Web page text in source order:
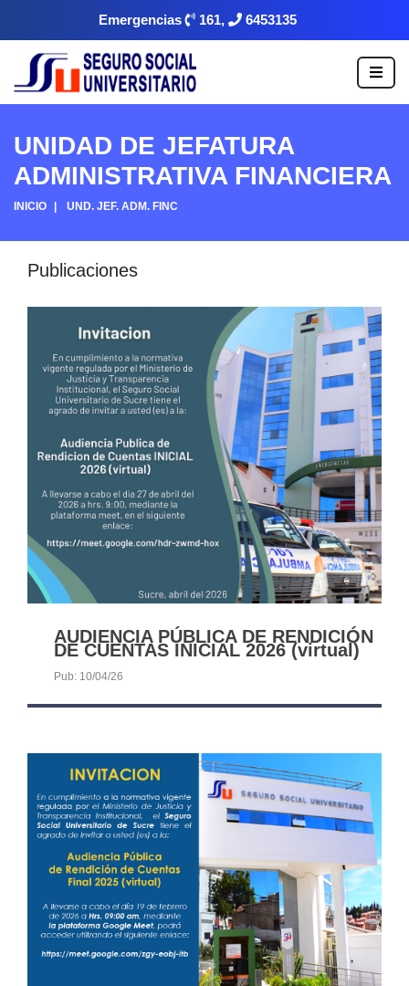
Emergencias 161, 6453135
UNIDAD DE JEFATURA
ADMINISTRATIVA FINANCIERA
INICIO UND. JEF. ADM. FINC
Publicaciones
AUDIENCIA PÚBLICA DE RENDICIÓN
DE CUENTAS INICIAL 2026 (virtual)
Pub: 10/04/26